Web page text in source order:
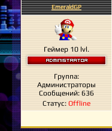
EmeraldGP
Геймер 10 lvl.
Группа:
Администраторы
Сообщений: 636
Статус: Offline